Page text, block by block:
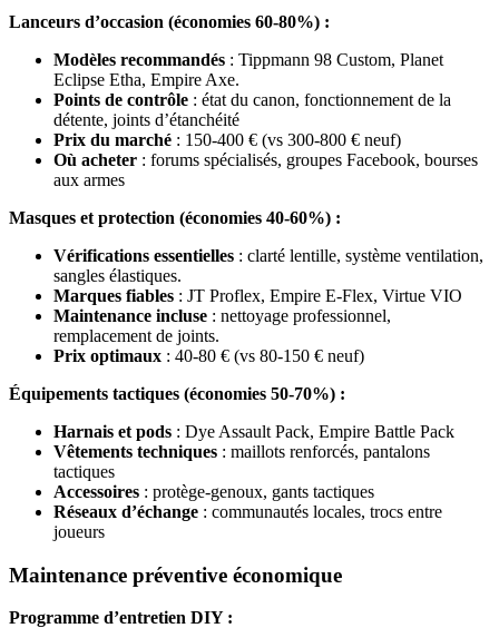
Lanceurs d’occasion (économies 60-80%) :
Modèles recommandés : Tippmann 98 Custom, Planet
Eclipse Etha, Empire Axe.
Points de contrôle : état du canon, fonctionnement de la
détente, joints d’étanchéité
Prix du marché : 150-400 € (vs 300-800 € neuf)
Où acheter : forums spécialisés, groupes Facebook, bourses
aux armes
Masques et protection (économies 40-60%) :
Vérifications essentielles : clarté lentille, système ventilation,
sangles élastiques.
Marques fiables : JT Proflex, Empire E-Flex, Virtue VIO
Maintenance incluse : nettoyage professionnel,
remplacement de joints.
Prix optimaux : 40-80 € (vs 80-150 € neuf)
Équipements tactiques (économies 50-70%) :
Harnais et pods : Dye Assault Pack, Empire Battle Pack
Vêtements techniques : maillots renforcés, pantalons
tactiques
Accessoires : protège-genoux, gants tactiques
Réseaux d’échange : communautés locales, trocs entre
joueurs
Maintenance préventive économique
Programme d’entretien DIY :